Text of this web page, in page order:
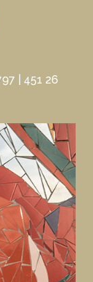
| 451 26